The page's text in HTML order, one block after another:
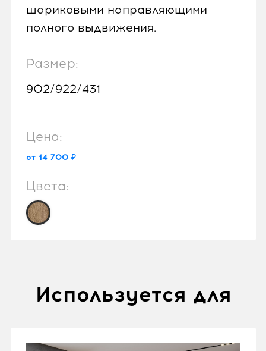
шариковыми направляющими
полного выдвижения.
Размер:
902/922/431
Цена:
от 14 700 ₽
Цвета:
Используется для